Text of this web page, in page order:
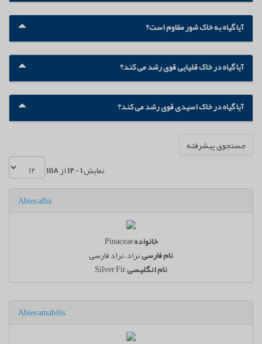
آیا گیاه به خاک شور مقاوم است؟
آیا گیاه در خاک قلیایی قوی رشد می کند؟
آیا گیاه در خاک اسیدی قوی رشد می کند؟
جستجوی پیشرفته
نمایش1
-
12از1118
Abies alba
خانوادهPinaceae
نام فارسینراد، نراد فارسی
نام انگلیسیSilver Fir
Abies amabilis